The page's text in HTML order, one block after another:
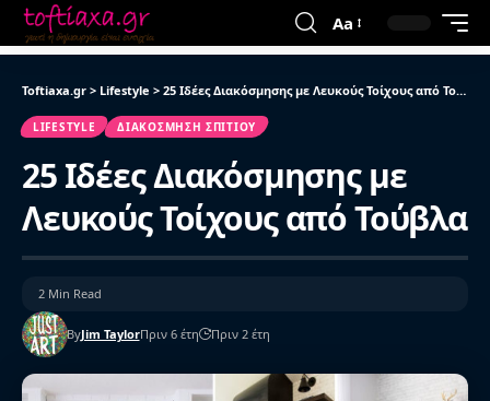
Aa
Toftiaxa.gr > Lifestyle > 25 Ιδέες Διακόσμησης με Λευκούς Τοίχους από Τούβλα
LIFESTYLE ΔΙΑΚΌΣΜΗΣΗ ΣΠΙΤΙΟΎ
25 Ιδέες Διακόσμησης με
Λευκούς Τοίχους από Τούβλα
ByJim TaylorΠριν 6 έτη Πριν 2 έτη
2 Min Read